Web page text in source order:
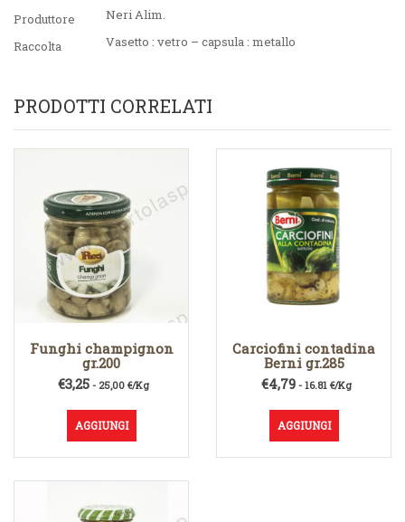
Produttore
Neri Alim.
Raccolta
Vasetto : vetro – capsula : metallo
PRODOTTI CORRELATI
Funghi champignon
gr.200
€3,25 - 25,00 €/Kg
AGGIUNGI
Carciofini contadina
Berni gr.285
€4,79- 16.81 €/Kg
AGGIUNGI